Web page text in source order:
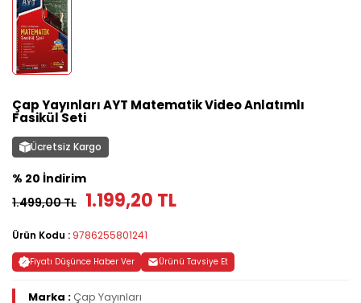
Çap Yayınları AYT Matematik Video Anlatımlı
Fasikül Seti
Ücretsiz Kargo
% 20 İndirim
1.499,00 TL 1.199,20 TL
Ürün Kodu : 9786255801241
Fiyatı Düşünce Haber Ver Ürünü Tavsiye Et
Marka :Çap Yayınları